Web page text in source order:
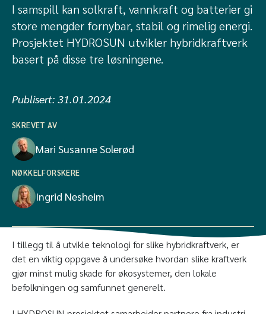
I samspill kan solkraft, vannkraft og batterier gi
store mengder fornybar, stabil og rimelig energi.
Prosjektet HYDROSUN utvikler hybridkraftverk
basert på disse tre løsningene.
Publisert: 31.01.2024
SKREVET AV
Mari Susanne Solerød
NØKKELFORSKERE
Ingrid Nesheim
I tillegg til å utvikle teknologi for slike hybridkraftverk, er
det en viktig oppgave å undersøke hvordan slike kraftverk
gjør minst mulig skade for økosystemer, den lokale
befolkningen og samfunnet generelt.